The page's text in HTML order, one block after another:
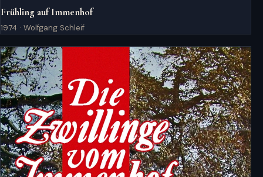
Frühling auf Immenhof
1974 · Wolfgang Schleif